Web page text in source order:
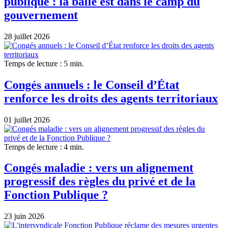
gouvernement
28 juillet 2026
Temps de lecture : 5 min.
Congés annuels : le Conseil d’État
renforce les droits des agents territoriaux
01 juillet 2026
Temps de lecture : 4 min.
Congés maladie : vers un alignement
progressif des règles du privé et de la
Fonction Publique ?
23 juin 2026